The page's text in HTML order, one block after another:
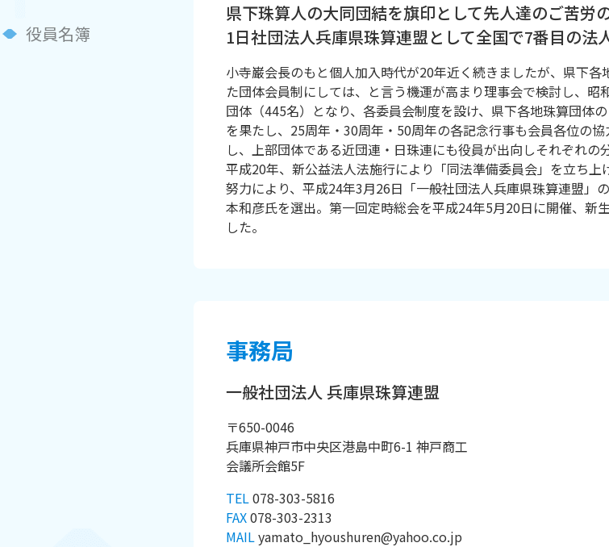
役員名簿
県下珠算人の大同団結を旗印として先人達のご苦労
1日社団法人兵庫県珠算連盟として全国で7番目の法
小寺巌会長のもと個人加入時代が20年近く続きましたが、県下各
た団体会員制にしては、と言う機運が高まり理事会で検討し、昭
団体（445名）となり、各委員会制度を設け、県下各地珠算団体
を果たし、25周年・30周年・50周年の各記念行事も会員各位の
し、上部団体である近団連・日珠連にも役員が出向しそれぞれの
平成20年、新公益法人法施行により「同法準備委員会」を立ち上
努力により、平成24年3月26日「一般社団法人兵庫県珠算連盟」
本和彦氏を選出。第一回定時総会を平成24年5月20日に開催、新
した。
事務局
一般社団法人 兵庫県珠算連盟
〒650-0046
兵庫県神戸市中央区港島中町6-1 神戸商工
会議所会館5F
TEL078-303-5816
FAX078-303-2313
MAILyamato_hyoushuren@yahoo.co.jp